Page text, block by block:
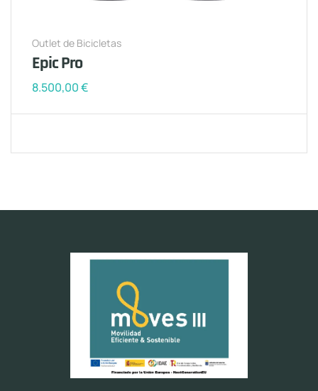
Outlet de Bicicletas
Epic Pro
8.500,00€